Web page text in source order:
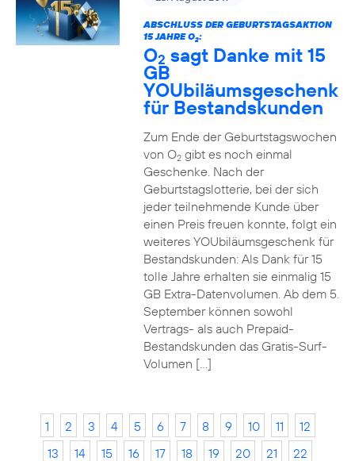
ABSCHLUSS DER GEBURTSTAGSAKTION
15 JAHRE O2:
O2 sagt Danke mit 15
GB
YOUbiläumsgeschenk
für Bestandskunden
Zum Ende der Geburtstagswochen
von O2gibt es noch einmal
Geschenke. Nach der
Geburtstagslotterie, bei der sich
jeder teilnehmende Kunde über
einen Preis freuen konnte, folgt ein
weiteres YOUbiläumsgeschenk für
Bestandskunden: Als Dank für 15
tolle Jahre erhalten sie einmalig 15
GB Extra-Datenvolumen. Ab dem 5.
September können sowohl
Vertrags- als auch Prepaid-
Bestandskunden das Gratis-Surf-
Volumen […]
1 2 3 4 5 6 7 8 9 10 11
12
13
14 15 16 17 18 19 20 21
22